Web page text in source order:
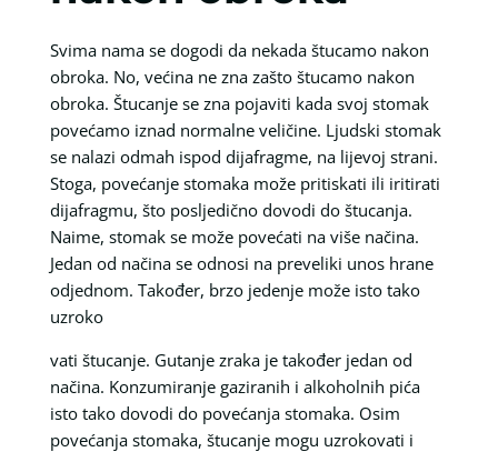
Svima nama se dogodi da nekada štucamo nakon
obroka. No, većina ne zna zašto štucamo nakon
obroka. Štucanje se zna pojaviti kada svoj stomak
povećamo iznad normalne veličine. Ljudski stomak
se nalazi odmah ispod dijafragme, na lijevoj strani.
Stoga, povećanje stomaka može pritiskati ili iritirati
dijafragmu, što posljedično dovodi do štucanja.
Naime, stomak se može povećati na više načina.
Jedan od načina se odnosi na preveliki unos hrane
odjednom. Također, brzo jedenje može isto tako
uzroko
vati štucanje. Gutanje zraka je također jedan od
načina. Konzumiranje gaziranih i alkoholnih pića
isto tako dovodi do povećanja stomaka. Osim
povećanja stomaka, štucanje mogu uzrokovati i